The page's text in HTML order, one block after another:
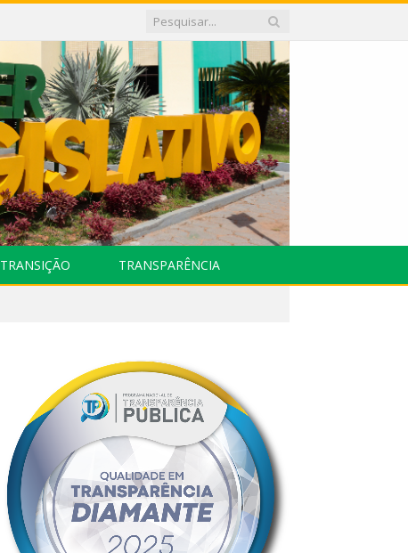
TRANSIÇÃO TRANSPARÊNCIA